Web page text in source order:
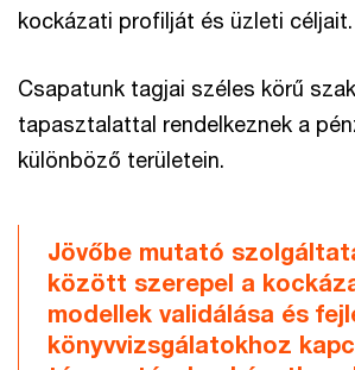
kockázati profilját és üzleti céljait.
Csapatunk tagjai széles körű
tapasztalattal rendelkeznek a
különböző területein.
Jövőbe mutató
között szerepel a
modellek validálása és
könyvvizsgálatokhoz